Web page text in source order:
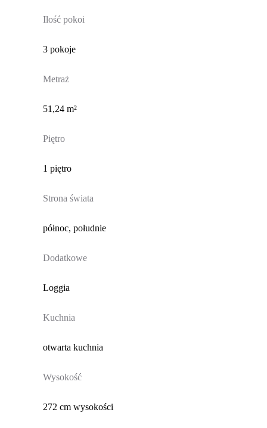
Ilość pokoi
3 pokoje
Metraż
51,24 m²
Piętro
1 piętro
Strona świata
północ, południe
Dodatkowe
Loggia
Kuchnia
otwarta kuchnia
Wysokość
272 cm wysokości